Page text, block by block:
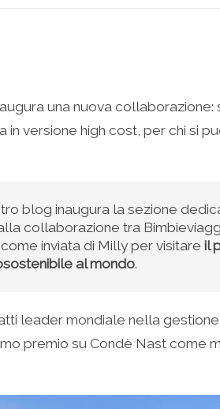
una nuova
in versione high cost, per chi si
blog inaugura la sezione
collaborazione tra
inviata di Milly per visitare il
al mondo.
leader mondiale nella
premio su Condè Nast come